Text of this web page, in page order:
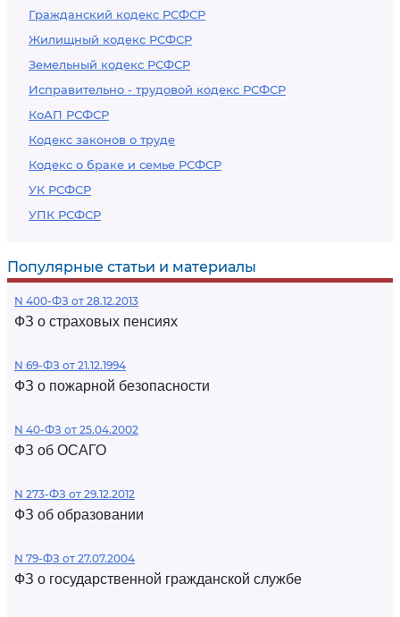
Гражданский кодекс РСФСР
Жилищный кодекс РСФСР
Земельный кодекс РСФСР
Исправительно - трудовой кодекс РСФСР
КоАП РСФСР
Кодекс законов о труде
Кодекс о браке и семье РСФСР
УК РСФСР
УПК РСФСР
Популярные статьи и материалы
N 400-ФЗ от 28.12.2013
ФЗ о страховых пенсиях
N 69-ФЗ от 21.12.1994
ФЗ о пожарной безопасности
N 40-ФЗ от 25.04.2002
ФЗ об ОСАГО
N 273-ФЗ от 29.12.2012
ФЗ об образовании
N 79-ФЗ от 27.07.2004
ФЗ о государственной гражданской службе